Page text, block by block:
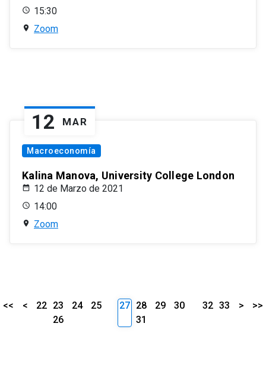
15:30
Zoom
12 MAR
Macroeconomía
Kalina Manova, University College London
12 de Marzo de 2021
14:00
Zoom
<< < 22 23 24
25
26
27 28 29
30
31
32 33 > >>